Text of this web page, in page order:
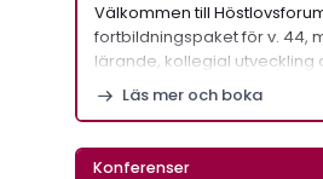
Välkommen till
fortbildningspaket för v. 44,
lärande, kollegial utveckling
Läs mer och boka
Konferenser